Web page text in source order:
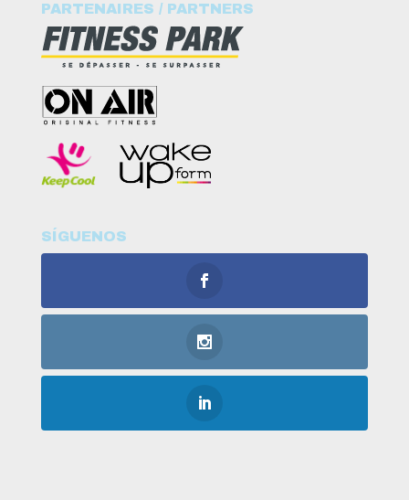
PARTENAIRES / PARTNERS
SÍGUENOS